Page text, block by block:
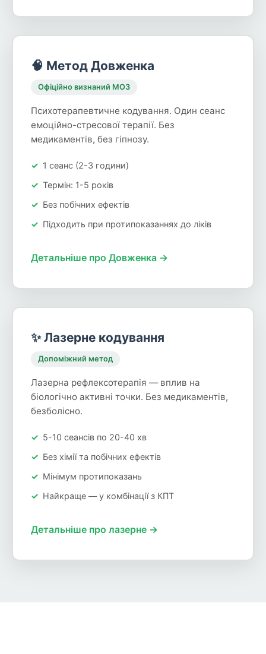
🧠 Метод Довженка
Офіційно визнаний МОЗ
Психотерапевтичне кодування. Один сеанс
емоційно-стресової терапії. Без
медикаментів, без гіпнозу.
1 сеанс (2-3 години)
Термін: 1-5 років
Без побічних ефектів
Підходить при протипоказаннях до ліків
Детальніше про Довженка →
✨ Лазерне кодування
Допоміжний метод
Лазерна рефлексотерапія — вплив на
біологічно активні точки. Без медикаментів,
безболісно.
5-10 сеансів по 20-40 хв
Без хімії та побічних ефектів
Мінімум протипоказань
Найкраще — у комбінації з КПТ
Детальніше про лазерне →